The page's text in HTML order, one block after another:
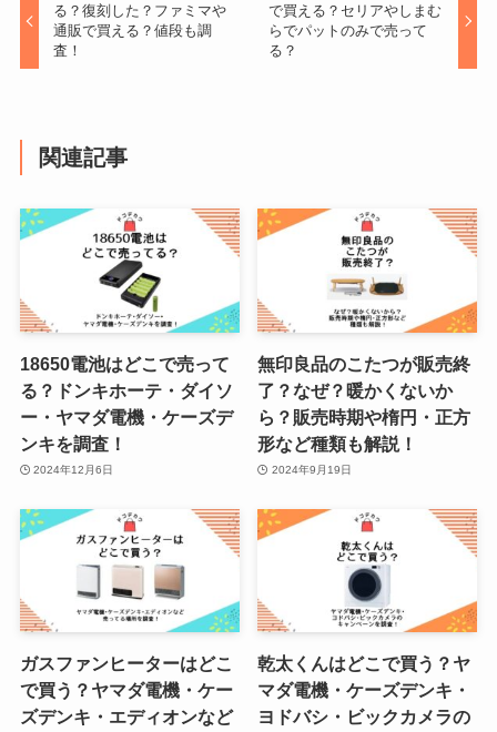
ヨードチンキが販売中止の理由
ファーストピアスはどこで買う？
医療用はドンキや薬局や楽天など
どこがいいの？
売ってる？rxazaセラムはドラッ
グストアや薬局・楽天など取扱
店・口コミ調査
なった？スーパー・コンビニ・ロ
ーソンなどを調査！
ルルアタックibエースは販売中
止？理由は？マツキヨやamazon
で売ってない？
る？復刻した？ファミマや
通販で買える？値段も調
査！
で買える？セリアやしまむ
らでパットのみで売って
る？
関連記事
18650電池はどこで売って
る？ドンキホーテ・ダイソ
ー・ヤマダ電機・ケーズデ
ンキを調査！
2024年12月6日
無印良品のこたつが販売終
了？なぜ？暖かくないか
ら？販売時期や楕円・正方
形など種類も解説！
2024年9月19日
ガスファンヒーターはどこ
で買う？ヤマダ電機・ケー
ズデンキ・エディオンなど
乾太くんはどこで買う？ヤ
マダ電機・ケーズデンキ・
ヨドバシ・ビックカメラの